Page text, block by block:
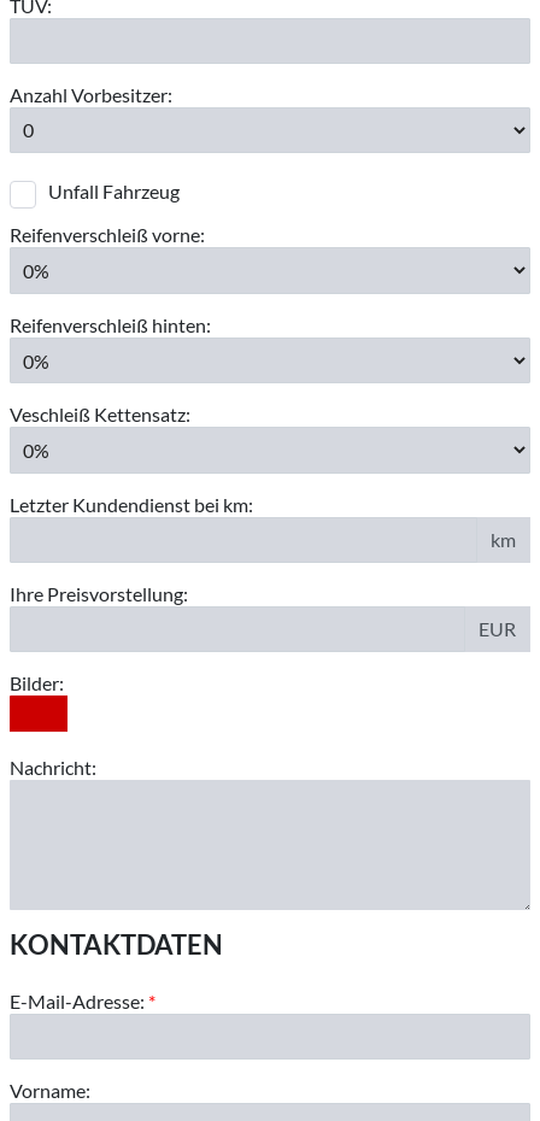
TÜV:
Anzahl Vorbesitzer:
Unfall Fahrzeug
Reifenverschleiß vorne:
Reifenverschleiß hinten:
Veschleiß Kettensatz:
Letzter Kundendienst bei km:
km
Ihre Preisvorstellung:
EUR
Bilder:
Nachricht:
KONTAKTDATEN
E-Mail-Adresse: *
Vorname: